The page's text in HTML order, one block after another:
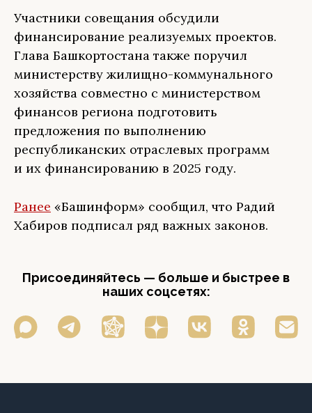
Участники совещания обсудили
финансирование реализуемых проектов.
Глава Башкортостана также поручил
министерству жилищно-коммунального
хозяйства совместно с министерством
финансов региона подготовить
предложения по выполнению
республиканских отраслевых программ
и их финансированию в 2025 году.
Ранее «Башинформ» сообщил, что Радий
Хабиров подписал ряд важных законов.
Присоединяйтесь — больше и быстрее в
наших соцсетях: